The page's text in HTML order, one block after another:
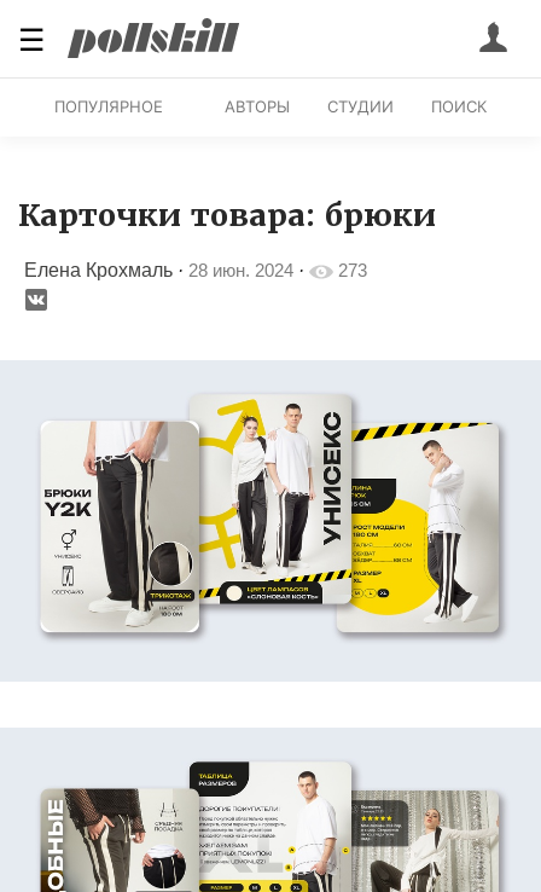
☰
ПОПУЛЯРНОЕ АВТОРЫ СТУДИИ ПОИСК
Карточки товара: брюки
Елена Крохмаль · 28 июн. 2024 · 273